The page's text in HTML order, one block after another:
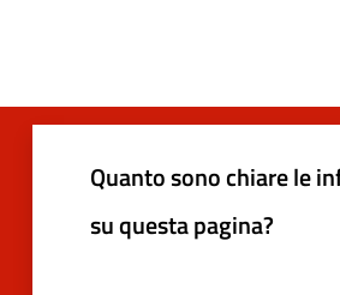
Quanto sono chiare le
su questa pagina?